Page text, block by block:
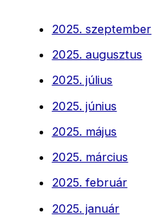
2025. szeptember
2025. augusztus
2025. július
2025. június
2025. május
2025. március
2025. február
2025. január